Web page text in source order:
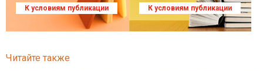
К условиям публикации К условиям публикации
Читайте также